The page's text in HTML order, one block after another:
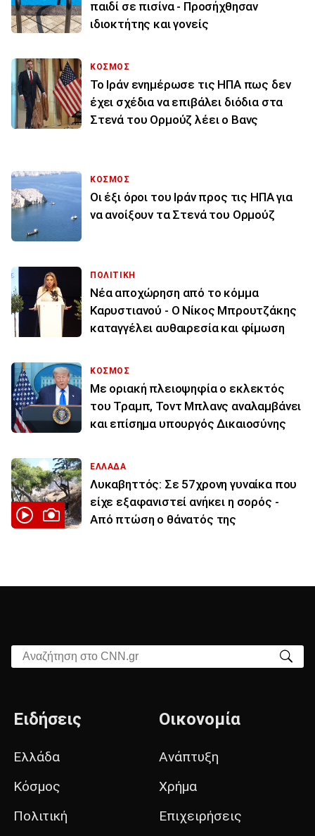
παιδί σε πισίνα - Προσήχθησαν
ιδιοκτήτης και γονείς
ΚΟΣΜΟΣ
To Ιράν ενημέρωσε τις ΗΠΑ πως δεν
έχει σχέδια να επιβάλει διόδια στα
Στενά του Ορμούζ λέει ο Βανς
ΚΟΣΜΟΣ
Οι έξι όροι του Ιράν προς τις ΗΠΑ για
να ανοίξουν τα Στενά του Ορμούζ
ΠΟΛΙΤΙΚΗ
Νέα αποχώρηση από το κόμμα
Καρυστιανού - Ο Νίκος Μπρουτζάκης
καταγγέλει αυθαιρεσία και φίμωση
ΚΟΣΜΟΣ
Με οριακή πλειοψηφία ο εκλεκτός
του Τραμπ, Τοντ Μπλανς αναλαμβάνει
και επίσημα υπουργός Δικαιοσύνης
ΕΛΛΑΔΑ
Λυκαβηττός: Σε 57χρονη γυναίκα που
είχε εξαφανιστεί ανήκει η σορός -
Από πτώση ο θάνατός της
Αναζήτηση στο CNN.gr
Ειδήσεις
Ελλάδα
Κόσμος
Πολιτική
Οικονομία
Ανάπτυξη
Χρήμα
Επιχειρήσεις